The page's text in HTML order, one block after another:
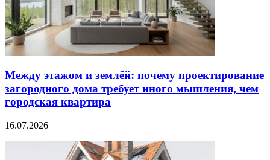
Между этажом и землёй: почему проектирование
загородного дома требует иного мышления, чем
городская квартира
16.07.2026